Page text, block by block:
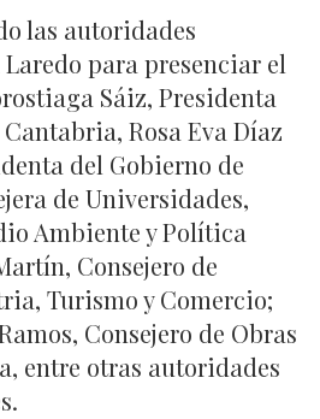
las autoridades
para presenciar el
Sáiz, Presidenta
Rosa Eva Díaz
del Gobierno de
de Universidades,
Ambiente y Política
Consejero de
Turismo y Comercio;
Consejero de Obras
entre otras autoridades